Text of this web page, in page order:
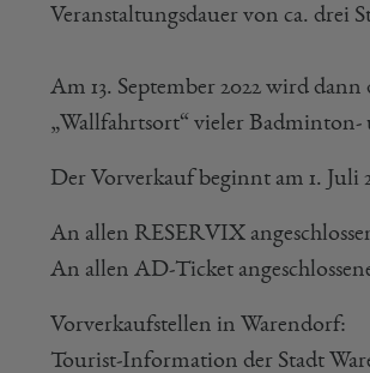
Veranstaltungsdauer von ca. drei
Am 13. September 2022 wird
„Wallfahrtsort“ vieler Badminton-
Der Vorverkauf beginnt am 1. Juli
An allen RESERVIX
An allen AD-Ticket
Vorverkaufstellen in Warendorf:
Tourist-Information der Stadt